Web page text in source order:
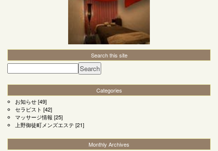
Search this site
Categories
お知らせ[49]
セラピスト [42]
マッサージ情報 [25]
上野御徒町メンズエステ [21]
Monthly Archives